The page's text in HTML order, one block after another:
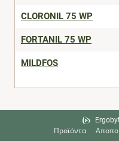
CLORONIL 75 WP
FORTANIL 75 WP
MILDFOS
Προϊόντα